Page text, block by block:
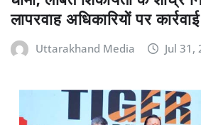
लापरवाह अधिकारियों पर
Uttarakhand Media Jul 31,